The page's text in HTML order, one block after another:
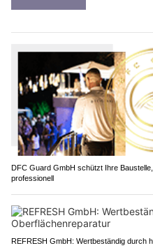
DFC Guard GmbH schützt Ihre
professionell
REFRESH GmbH: Wertbeständig durch